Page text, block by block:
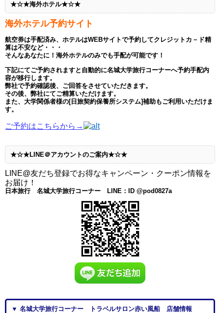
★☆★海外ホテル★☆★
海外ホテル予約サイト
航空券は手配済み、ホテルはWEBサイトで予約してクレジットカ－ド精
算は不安など・・・
そんなあなたに！海外ホテルのみでも手配が可能です！
下記にてご予約されますと自動的に名城大学旅行コーナーへ予約手配内
容が移行します。
弊社で予約確認後、ご回答をさせていただきます。
その後、弊社にてご精算いただけます。
また、大学関係者様の[日旅契約保養所システム]補助もご利用いただけま
す。
ご予約はこちらから→
★☆★LINE＠アカウントのご案内★☆★
LINE@友だち登録でお得なキャンペーン・クーポン情報を
お届け！
日本旅行 名城大学旅行コーナー LINE：ID @pod0827a
▼ 名城大学旅行コーナー トラベルサロン赤い風船 店舗情報